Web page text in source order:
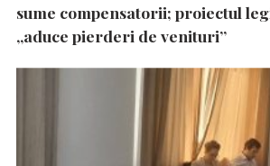
sume compensatorii; proiectul
„aduce pierderi de venituri”